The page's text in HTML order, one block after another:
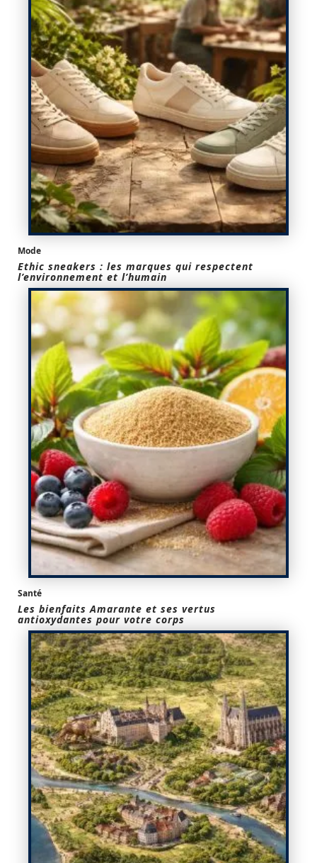
Mode
Ethic sneakers : les marques qui respectent
l’environnement et l’humain
Santé
Les bienfaits Amarante et ses vertus
antioxydantes pour votre corps